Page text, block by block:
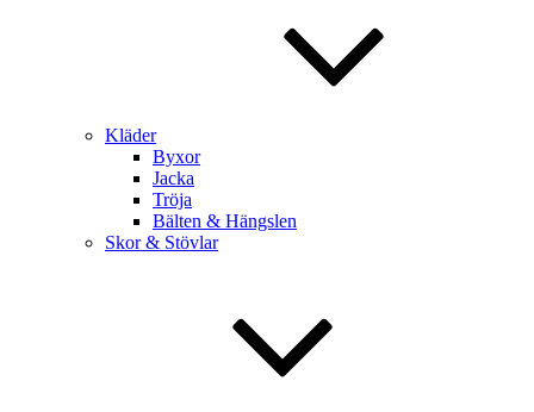
Kläder
Byxor
Jacka
Tröja
Bälten & Hängslen
Skor & Stövlar